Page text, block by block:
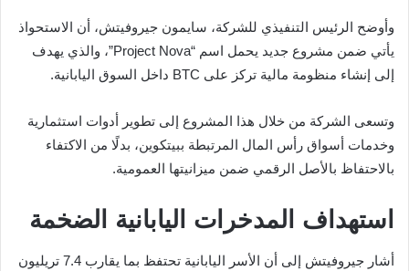
وأوضح الرئيس التنفيذي للشركة، سايمون جيروفيتش، أن الاستحواذ
يأتي ضمن مشروع جديد يحمل اسم “Project Nova”، والذي يهدف
إلى إنشاء منظومة مالية تركز على BTC داخل السوق اليابانية.
وتسعى الشركة من خلال هذا المشروع إلى تطوير أدوات استثمارية
وخدمات أسواق رأس المال المرتبطة ببيتكوين، بدلًا من الاكتفاء
بالاحتفاظ بالأصل الرقمي ضمن ميزانيتها العمومية.
استهداف المدخرات اليابانية الضخمة
أشار جيروفيتش إلى أن الأسر اليابانية تحتفظ بما يقارب 7.4 تريليون